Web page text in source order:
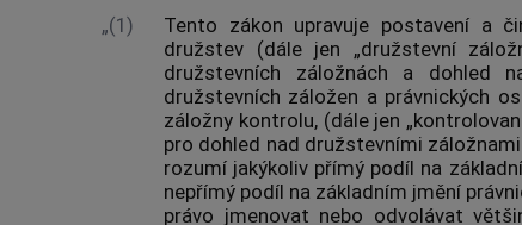
„(1)
Tento zákon upravuje postavení a
družstev (dále jen „družstevní
družstevních záložnách a dohled
družstevních záložen a právnických
záložny kontrolu, (dále jen
pro dohled nad družstevními
rozumí jakýkoliv přímý podíl na
nepřímý podíl na základním jmění
právo jmenovat nebo odvolávat